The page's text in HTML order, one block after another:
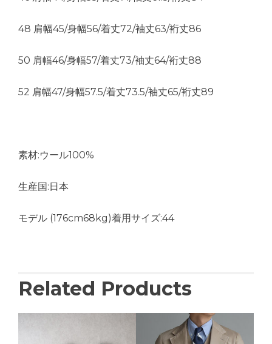
48 肩幅45/身幅56/着丈72/袖丈63/裄丈86
50 肩幅46/身幅57/着丈73/袖丈64/裄丈88
52 肩幅47/身幅57.5/着丈73.5/袖丈65/裄丈89
素材:ウール100%
生産国:日本
モデル (176cm68kg)着用サイズ:44
Related Products